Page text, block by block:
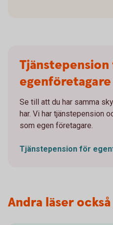
egenföretagare
Se till att du har samma
har. Vi har tjänstepension
som egen företagare.
Tjänstepension för
Andra läser också